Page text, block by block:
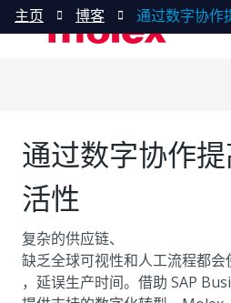
主页 博客 通过数字协作
通过数字协作
活性
复杂的供应链、
缺乏全球可视性和人工流程都
，延误生产时间。借助 SAP